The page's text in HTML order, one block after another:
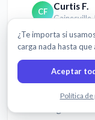
CF Curtis F.
Gainesville,
¿Te importa si
carga nada hasta que
Aceptar
Política